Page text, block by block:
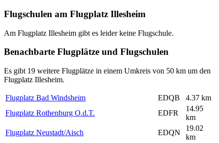
Flugschulen am Flugplatz Illesheim
Am Flugplatz Illesheim gibt es leider keine Flugschule.
Benachbarte Flugplätze und Flugschulen
Es gibt 19 weitere Flugplätze in einem Umkreis von 50 km um den
Flugplatz Illesheim.
Flugplatz Bad Windsheim EDQB
4.37 km
Flugplatz Rothenburg O.d.T.
EDFR
14.95
km
Flugplatz Neustadt/Aisch
EDQN
19.02
km